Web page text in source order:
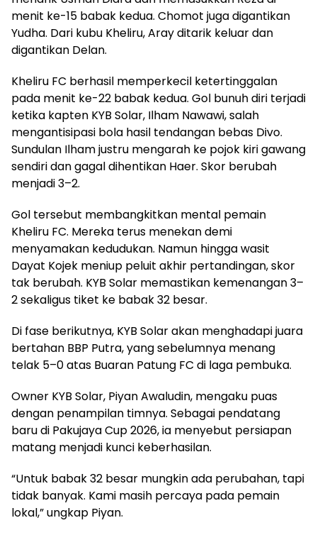
menit ke-15 babak kedua. Chomot juga digantikan
Yudha. Dari kubu Kheliru, Aray ditarik keluar dan
digantikan Delan.
Kheliru FC berhasil memperkecil ketertinggalan
pada menit ke-22 babak kedua. Gol bunuh diri terjadi
ketika kapten KYB Solar, Ilham Nawawi, salah
mengantisipasi bola hasil tendangan bebas Divo.
Sundulan Ilham justru mengarah ke pojok kiri gawang
sendiri dan gagal dihentikan Haer. Skor berubah
menjadi 3–2.
Gol tersebut membangkitkan mental pemain
Kheliru FC. Mereka terus menekan demi
menyamakan kedudukan. Namun hingga wasit
Dayat Kojek meniup peluit akhir pertandingan, skor
tak berubah. KYB Solar memastikan kemenangan 3–
2 sekaligus tiket ke babak 32 besar.
Di fase berikutnya, KYB Solar akan menghadapi juara
bertahan BBP Putra, yang sebelumnya menang
telak 5–0 atas Buaran Patung FC di laga pembuka.
Owner KYB Solar, Piyan Awaludin, mengaku puas
dengan penampilan timnya. Sebagai pendatang
baru di Pakujaya Cup 2026, ia menyebut persiapan
matang menjadi kunci keberhasilan.
“Untuk babak 32 besar mungkin ada perubahan, tapi
tidak banyak. Kami masih percaya pada pemain
lokal,” ungkap Piyan.